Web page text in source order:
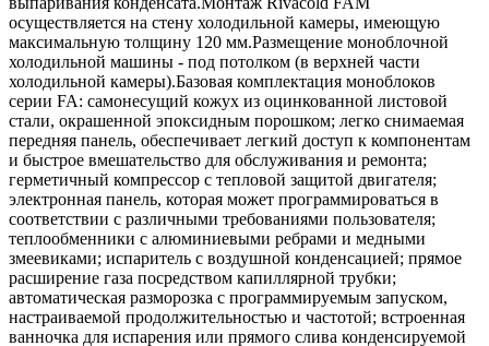
осуществляется на стену холодильной камеры, имеющую
максимальную толщину 120 мм.Размещение моноблочной
холодильной машины - под потолком (в верхней части
холодильной камеры).Базовая комплектация моноблоков
серии FA: самонесущий кожух из оцинкованной листовой
стали, окрашенной эпоксидным порошком; легко снимаемая
передняя панель, обеспечивает легкий доступ к компонентам
и быстрое вмешательство для обслуживания и ремонта;
герметичный компрессор с тепловой защитой двигателя;
электронная панель, которая может программироваться в
соответствии с различными требованиями пользователя;
теплообменники с алюминиевыми ребрами и медными
змеевиками; испаритель с воздушной конденсацией; прямое
расширение газа посредством капиллярной трубки;
автоматическая разморозка с программируемым запуском,
настраиваемой продолжительностью и частотой; встроенная
ванночка для испарения или прямого слива конденсируемой